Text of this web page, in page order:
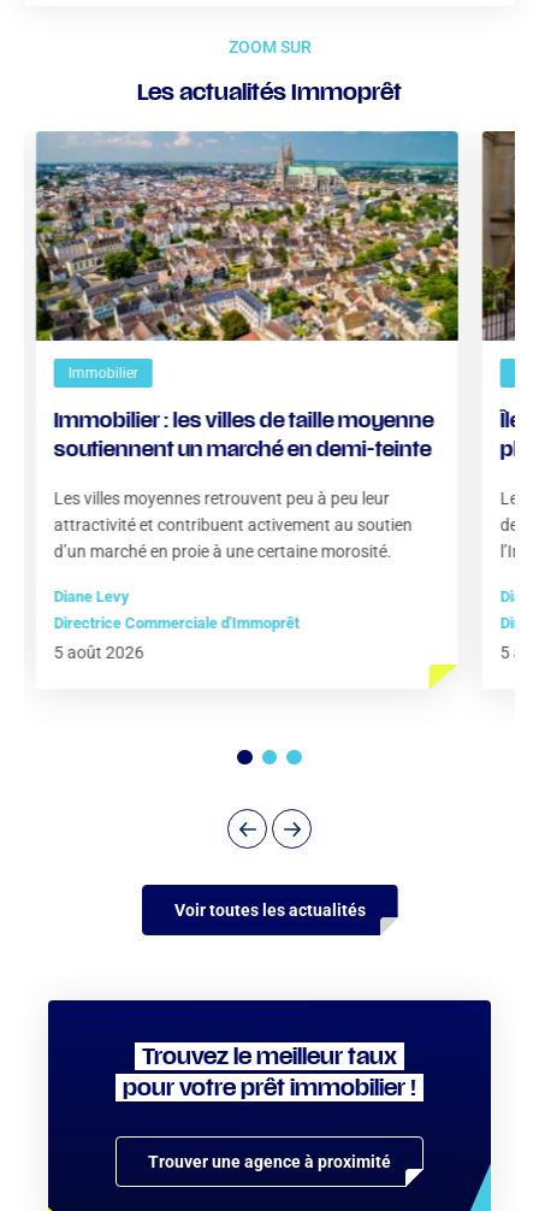
ZOOM SUR
Les actualités Immoprêt
Immobilier
Immobilier : les villes de taille moyenne
soutiennent un marché en demi-teinte
Les villes moyennes retrouvent peu à peu leur
attractivité et contribuent activement au soutien
d’un marché en proie à une certaine morosité.
Diane Levy
Directrice Commerciale d'Immoprêt
5 août 2026
Les
des
5
Voir toutes les actualités
Trouvez le meilleur taux
pour votre prêt immobilier !
Trouver une agence à proximité